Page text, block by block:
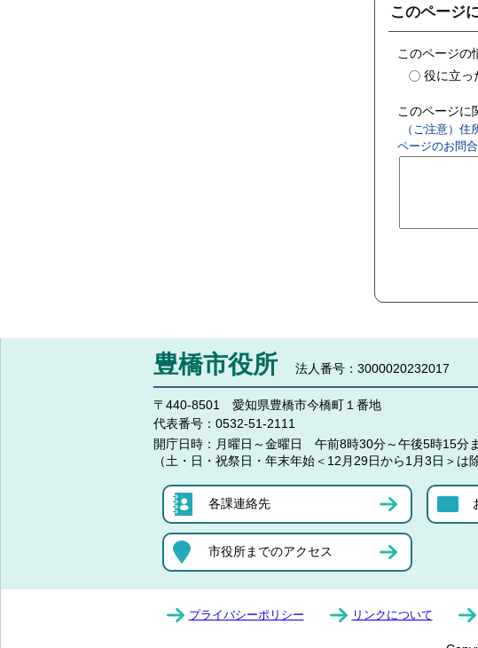
このページ
このページの
役に立っ
このページに
（ご注意）
ページのお問
豊橋市役所 法人番号：3000020232017
〒440-8501 愛知県豊橋市今橋町１番地
代表番号： 0532-51-2111
開庁日時： 月曜日～金曜日 午前8時30分～午後5時15分
（土・日・祝祭日・年末年始＜12月29日から1月3日＞は除
各課連絡先
市役所までのアクセス
プライバシーポリシー リンクについて